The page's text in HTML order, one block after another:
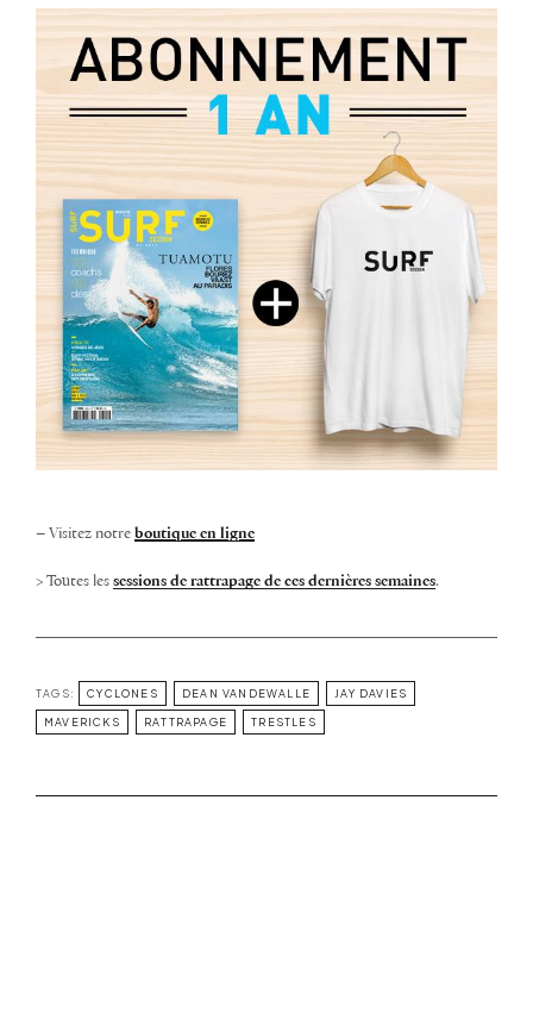
– Visitez notre boutique en ligne
> Toutes les sessions de rattrapage de ces dernières semaines.
TAGS: CYCLONES DEAN VANDEWALLE JAY DAVIES
MAVERICKS RATTRAPAGE TRESTLES